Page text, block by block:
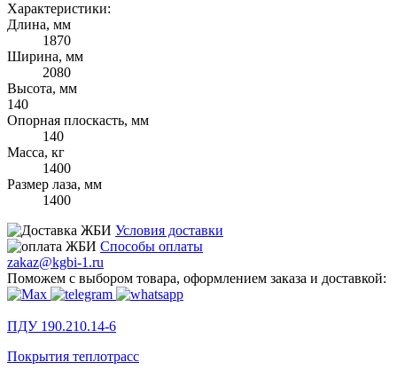
Характеристики:
Длина, мм
1870
Ширина, мм
2080
Высота, мм
140
Опорная плоскасть, мм
140
Масса, кг
1400
Размер лаза, мм
1400
Условия доставки
Способы оплаты
zakaz@kgbi-1.ru
Поможем с выбором товара, оформлением заказа и доставкой:
ПДУ 190.210.14-6
Покрытия теплотрасс